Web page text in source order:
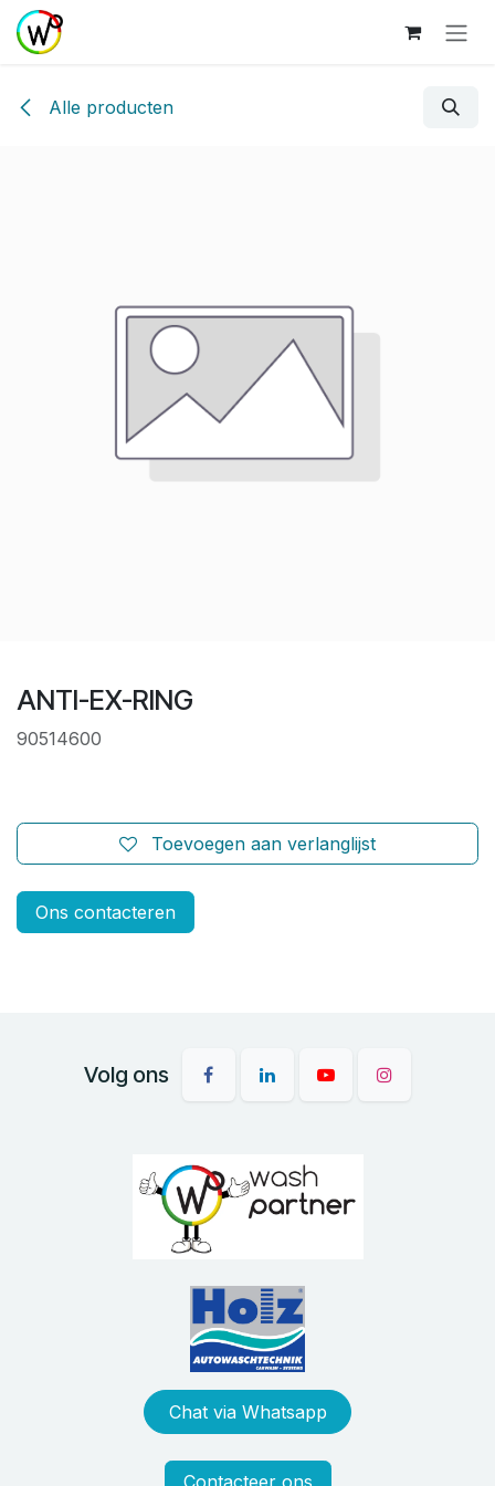
Overslaan naar inhoud
Alle producten
ANTI-EX-RING
90514600
Toevoegen aan verlanglijst
Ons contacteren
Volg ons
Chat via Whatsapp
Contacteer ons